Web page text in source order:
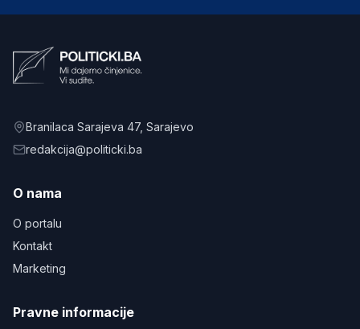
Branilaca Sarajeva 47, Sarajevo
redakcija@politicki.ba
O nama
O portalu
Kontakt
Marketing
Pravne informacije